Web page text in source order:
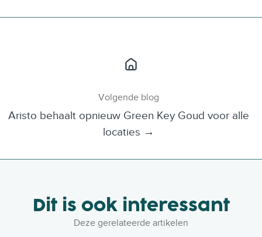
p
p
o
p
I
Volgende blog
Aristo behaalt opnieuw Green Key Goud voor alle
locaties →
Dit is ook interessant
Deze gerelateerde artikelen